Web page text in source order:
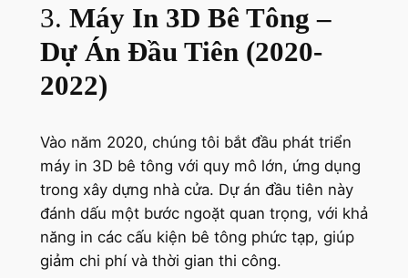
3. Máy In 3D Bê Tông –
Dự Án Đầu Tiên (2020-
2022)
Vào năm 2020, chúng tôi bắt đầu phát triển
máy in 3D bê tông với quy mô lớn, ứng dụng
trong xây dựng nhà cửa. Dự án đầu tiên này
đánh dấu một bước ngoặt quan trọng, với khả
năng in các cấu kiện bê tông phức tạp, giúp
giảm chi phí và thời gian thi công.